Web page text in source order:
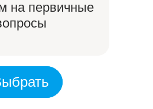
на первичные